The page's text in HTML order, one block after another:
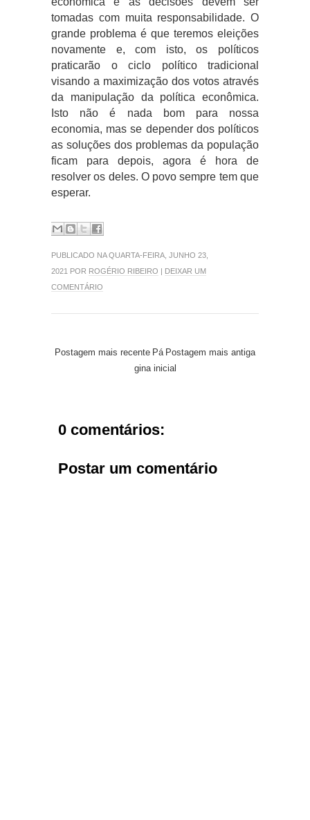
tomadas com muita responsabilidade. O
grande problema é que teremos eleições
novamente e, com isto, os políticos
praticarão o ciclo político tradicional
visando a maximização dos votos através
da manipulação da política econômica.
Isto não é nada bom para nossa
economia, mas se depender dos políticos
as soluções dos problemas da população
ficam para depois, agora é hora de
resolver os deles. O povo sempre tem que
esperar.
PUBLICADO NA QUARTA-FEIRA, JUNHO 23,
2021 POR ROGÉRIO RIBEIRO | DEIXAR UM
COMENTÁRIO
Postagem mais recente Postagem mais antiga
Pá
gina inicial
0 comentários:
Postar um comentário